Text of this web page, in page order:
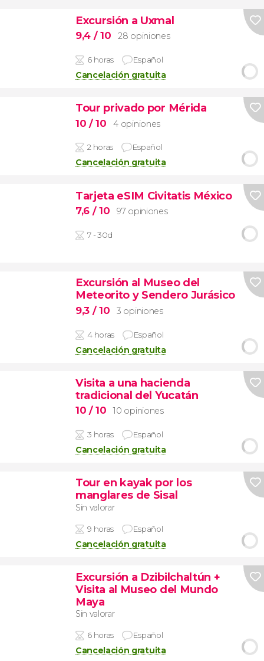
Excursión a Uxmal
9,4 / 10 28 opiniones
6 horas Español
Cancelación gratuita
Tour privado por Mérida
10 / 10 4 opiniones
2 horas Español
Cancelación gratuita
Tarjeta eSIM Civitatis México
7,6 / 10 97 opiniones
7 - 30d
Excursión al Museo del
Meteorito y Sendero Jurásico
9,3 / 10 3 opiniones
4 horas Español
Cancelación gratuita
Visita a una hacienda
tradicional del Yucatán
10 / 10 10 opiniones
3 horas Español
Cancelación gratuita
Tour en kayak por los
manglares de Sisal
Sin valorar
9 horas Español
Cancelación gratuita
Excursión a Dzibilchaltún +
Visita al Museo del Mundo
Maya
Sin valorar
6 horas Español
Cancelación gratuita